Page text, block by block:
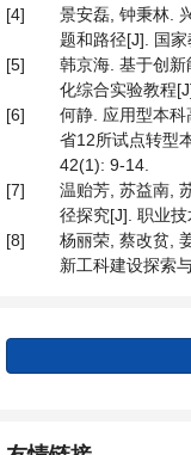
[4]
景安磊, 钟秉林.
题和路径[J]. 国
[5]
韩京海. 基于创
化综合实验教程
[6]
何静. 应用型本
省12所试点转型
42(1): 9-14.
[7]
温贻芳, 苏益南,
径探究[J]. 职业
[8]
杨丽荣, 蔡改贫,
新工科建设探索